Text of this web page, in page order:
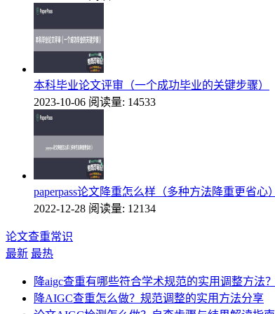
本科毕业论文评审（一个成功毕业的关键步骤）
2023-10-06 阅读量: 14533
paperpass论文降重怎么样（多种方法降重更省心）
2022-12-28 阅读量: 12134
论文查重常识
最新 最热
降aigc查重有哪些符合学术规范的实用调整方法？
降AIGC查重怎么做？规范调整的实用方法分享